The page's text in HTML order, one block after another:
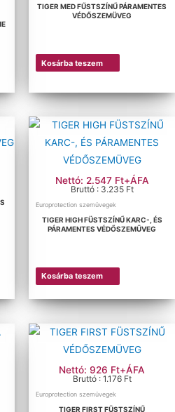
TIGER MED FŰSTSZÍNŰ PÁRAMENTES
VÉDŐSZEMÜVEG
Kosárba teszem
Nettó: 2.547 Ft+ÁFA
Bruttó : 3.235 Ft
Europrotection szemüvegek
TIGER HIGH FÜSTSZÍNŰ KARC-, ÉS
PÁRAMENTES VÉDŐSZEMÜVEG
Kosárba teszem
Nettó: 926 Ft+ÁFA
Bruttó : 1.176 Ft
Europrotection szemüvegek
TIGER FIRST FÜSTSZÍNŰ